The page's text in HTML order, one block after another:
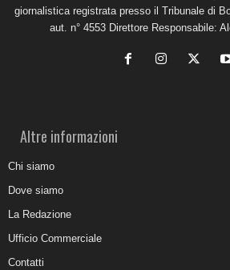
giornalistica registrata presso il Tribunale di
aut. n° 4553 Direttore Responsabile:
Altre informazioni
Chi siamo
Dove siamo
La Redazione
Ufficio Commerciale
Contatti